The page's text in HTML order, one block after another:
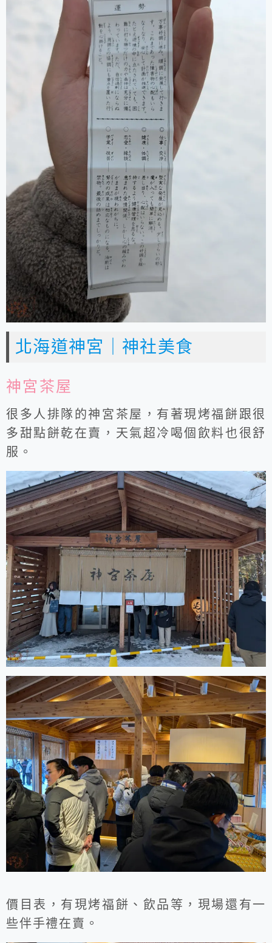
北海道神宮｜神社美食
神宮茶屋
很多人排隊的神宮茶屋，有著現烤福餅跟很
多甜點餅乾在賣，天氣超冷喝個飲料也很舒
服。
價目表，有現烤福餅、飲品等，現場還有一
些伴手禮在賣。